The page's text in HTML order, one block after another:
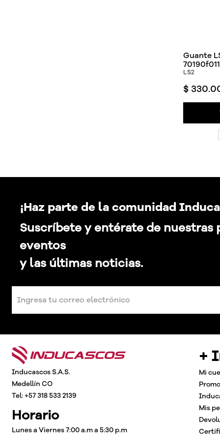
Guante
LS2
$ 330.
¡Haz parte de la comunidad
Suscríbete y entérate de nuestras
eventos
y las últimas noticias.
Inducascos S.A.S.
Medellín CO
Tel: +57 318 533 2139
Horario
Lunes a Viernes 7:00 a.m a 5:30 p.m
+
Mi
Mis